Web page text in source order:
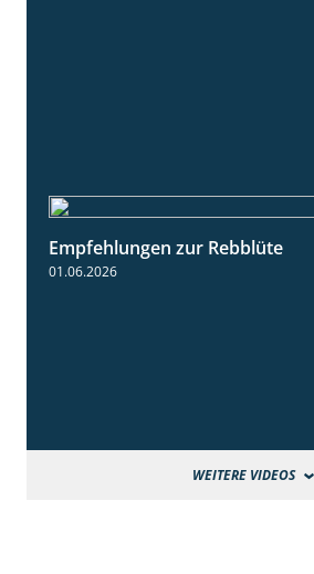
Empfehlungen zur Rebblüte
01.06.2026
WEITERE VIDEOS